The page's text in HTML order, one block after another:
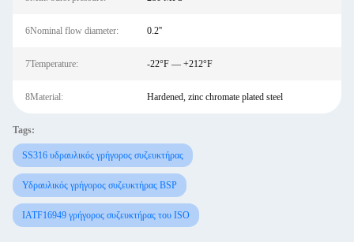
6Nominal flow diameter: 0.2''
7Temperature: -22°F — +212°F
8Material: Hardened, zinc chromate plated steel
Tags:
SS316 υδραυλικός γρήγορος συζευκτήρας
Υδραυλικός γρήγορος συζευκτήρας BSP
IATF16949 γρήγορος συζευκτήρας του ISO